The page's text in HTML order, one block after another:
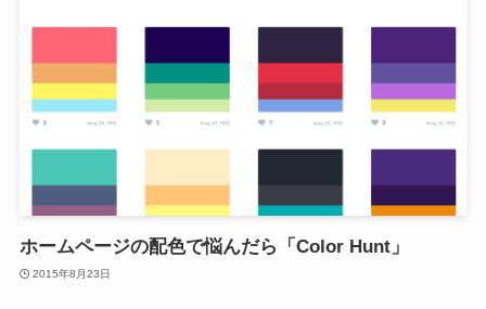
ホームページの配色で悩んだら「Color Hunt」
2015年8月23日